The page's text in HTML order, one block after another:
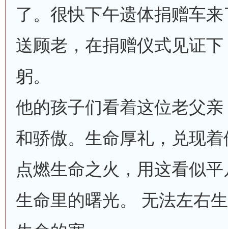
了。很快下午遗体捐赠车
送顾老，在捐赠仪式见证
躬。
他的孩子们看着这位老父
和骄傲。生命厚礼，兑现
点燃生命之火，用这看似
生命里的曙光。 无法左右